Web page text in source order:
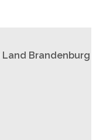
Land Brandenburg